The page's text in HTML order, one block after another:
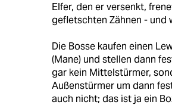
Elfer, den er versenkt,
gefletschten Zähnen - und
Die Bosse kaufen einen
(Mane) und stellen dann
gar kein Mittelstürmer,
Außenstürmer um dann
auch nicht; das ist ja ein